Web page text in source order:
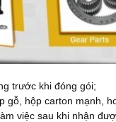
trước khi đóng gói;
gỗ, hộp carton mạnh,
việc sau khi nhận